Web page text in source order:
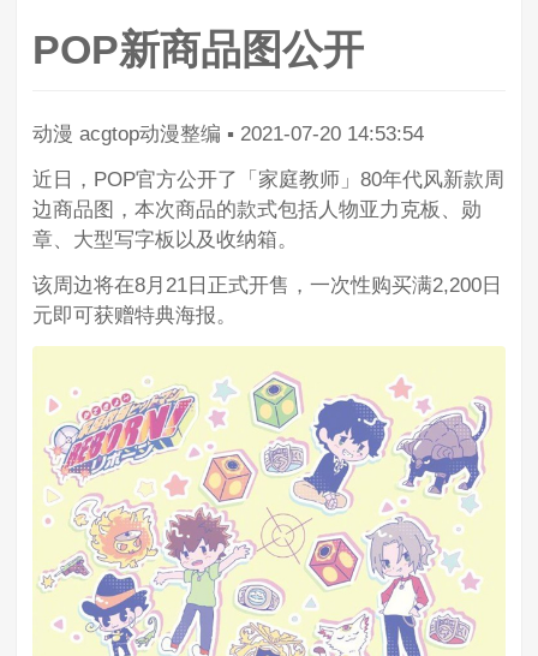
POP新商品图公开
动漫 acgtop动漫整编 ▪ 2021-07-20 14:53:54
近日，POP官方公开了「家庭教师」80年代风新款周
边商品图，本次商品的款式包括人物亚力克板、勋
章、大型写字板以及收纳箱。
该周边将在8月21日正式开售，一次性购买满2,200日
元即可获赠特典海报。